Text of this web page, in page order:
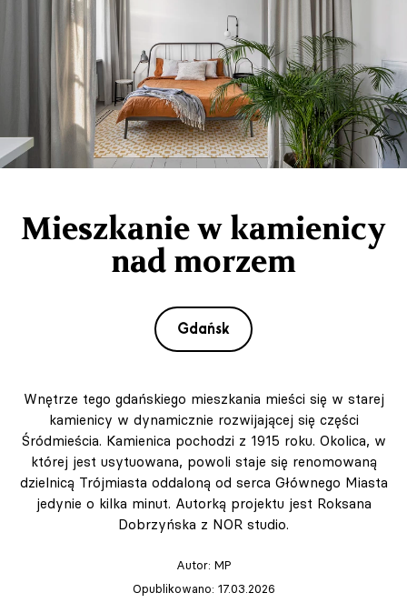
Mieszkanie w kamienicy
nad morzem
Gdańsk
Wnętrze tego gdańskiego mieszkania mieści się w starej
kamienicy w dynamicznie rozwijającej się części
Śródmieścia. Kamienica pochodzi z 1915 roku. Okolica, w
której jest usytuowana, powoli staje się renomowaną
dzielnicą Trójmiasta oddaloną od serca Głównego Miasta
jedynie o kilka minut. Autorką projektu jest Roksana
Dobrzyńska z NOR studio.
Autor: MP
Opublikowano: 17.03.2026